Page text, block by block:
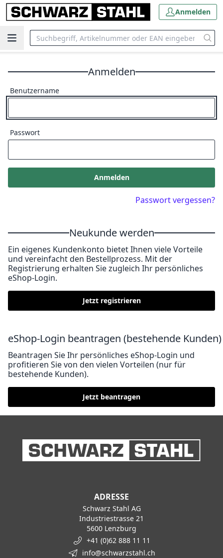
Anmelden
Anmelden
Benutzername
Passwort
Anmelden
Passwort vergessen?
Neukunde werden
Ein eigenes Kundenkonto bietet Ihnen viele Vorteile
und vereinfacht den Bestellprozess. Mit der
Registrierung erhalten Sie zugleich Ihr persönliches
eShop-Login.
Jetzt registrieren
eShop-Login beantragen (bestehende Kunden)
Beantragen Sie Ihr persönliches eShop-Login und
profitieren Sie von den vielen Vorteilen (nur für
bestehende Kunden).
Jetzt beantragen
ADRESSE
Schwarz Stahl AG
Industriestrasse 21
5600 Lenzburg
+41 (0)62 888 11 11
info@schwarzstahl.ch